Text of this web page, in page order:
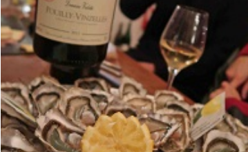
に会場入りして混む前に大切なところを試飲する必要が
ある。 2) Saint Jean サンジャン試飲会 当初はニコラ・
ジョリーがやっていたルネッサンス・デ・アペラッショ
ン試飲会だった。 つまりビオ・ディナミ農法のメンバー
が主体の試飲会。 ビオ栽培が主体であり、醸造に関して
は、あまり自然にこだわっていない蔵も多い。 最近で
は、このメンバーの中にも、自然な造りをする蔵も増え
てきた。特に若手は自然な造りが多い。 3) Les
Anonymes レ・ザノニーム 最も新進気鋭の若手が最も多
い試飲会。ディーヴ・ブテイユやペニタントにも入れな